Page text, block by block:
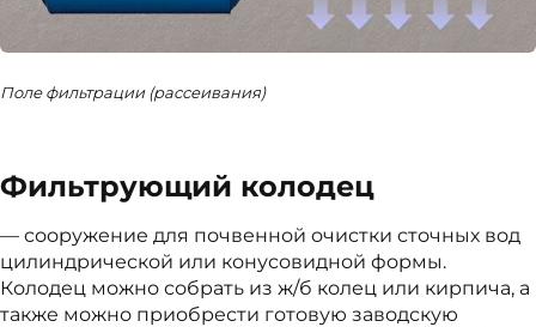
Поле фильтрации (рассеивания)
Фильтрующий колодец
— сооружение для почвенной очистки сточных вод
цилиндрической или конусовидной формы.
Колодец можно собрать из ж/б колец или кирпича, а
также можно приобрести готовую заводскую